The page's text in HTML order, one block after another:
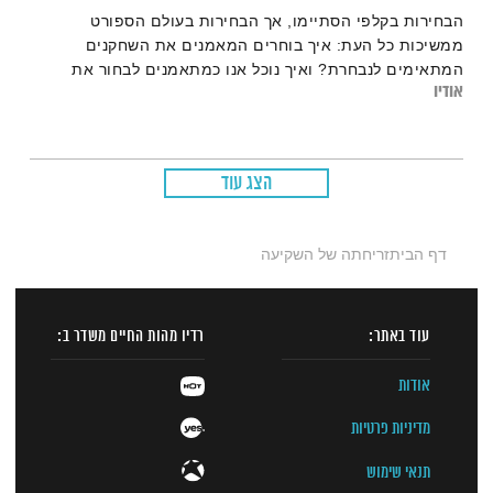
הבחירות בקלפי הסתיימו, אך הבחירות בעולם הספורט
ממשיכות כל העת: איך בוחרים המאמנים את השחקנים
המתאימים לנבחרת? ואיך נוכל אנו כמתאמנים לבחור את
הספורט המתאים לנו ביותר? לימור מזרחי ועמיר בן צבי
אודיו
הצג עוד
דף הביתזריחתה של השקיעה
עוד באתר:
אודות
מדיניות פרטיות
תנאי שימוש
רדיו מהות החיים משדר ב: